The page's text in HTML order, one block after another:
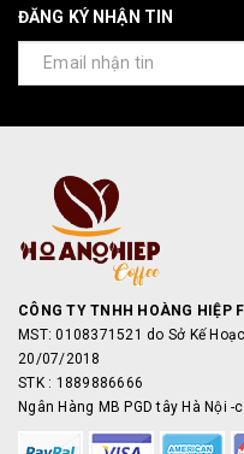
ĐĂNG KÝ NHẬN TIN
CÔNG TY TNHH HOÀNG HIỆP
MST: 0108371521 do Sở Kế
20/07/2018
STK : 1889886666
Ngân Hàng MB PGD tây Hà Nội